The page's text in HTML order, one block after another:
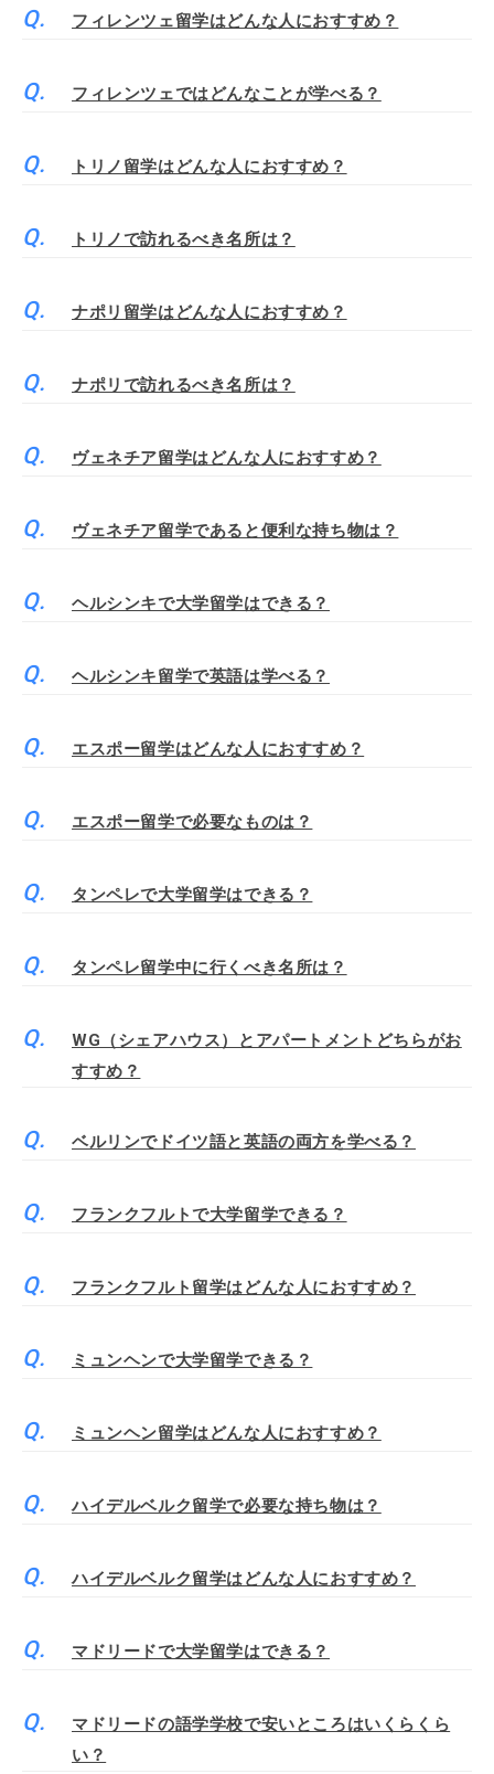
フィレンツェ留学はどんな人におすすめ？
フィレンツェではどんなことが学べる？
トリノ留学はどんな人におすすめ？
トリノで訪れるべき名所は？
ナポリ留学はどんな人におすすめ？
ナポリで訪れるべき名所は？
ヴェネチア留学はどんな人におすすめ？
ヴェネチア留学であると便利な持ち物は？
ヘルシンキで大学留学はできる？
ヘルシンキ留学で英語は学べる？
エスポー留学はどんな人におすすめ？
エスポー留学で必要なものは？
タンペレで大学留学はできる？
タンペレ留学中に行くべき名所は？
WG（シェアハウス）とアパートメントどちらがお
すすめ？
ベルリンでドイツ語と英語の両方を学べる？
フランクフルトで大学留学できる？
フランクフルト留学はどんな人におすすめ？
ミュンヘンで大学留学できる？
ミュンヘン留学はどんな人におすすめ？
ハイデルベルク留学で必要な持ち物は？
ハイデルベルク留学はどんな人におすすめ？
マドリードで大学留学はできる？
マドリードの語学学校で安いところはいくらくら
い？